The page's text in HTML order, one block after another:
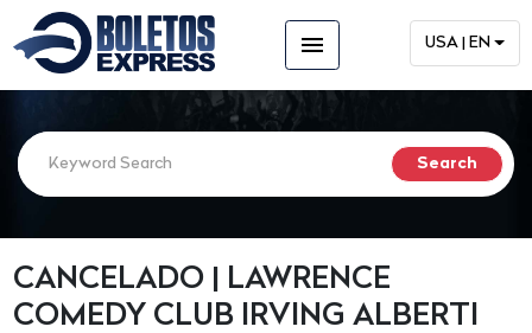
menu USA | EN
CANCELADO | LAWRENCE
COMEDY CLUB IRVING ALBERTI